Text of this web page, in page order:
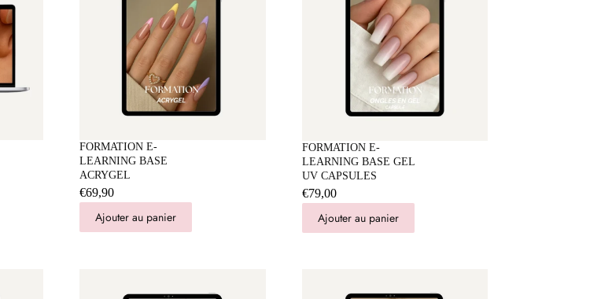
FORMATION E-
LEARNING BASE
ACRYGEL
€69,90
Ajouter au panier
FORMATION E-
LEARNING BASE GEL
UV CAPSULES
€79,00
Ajouter au panier